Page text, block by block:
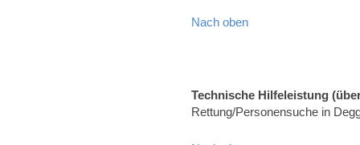
Nach oben
Technische Hilfeleistung
Rettung/Personensuche in